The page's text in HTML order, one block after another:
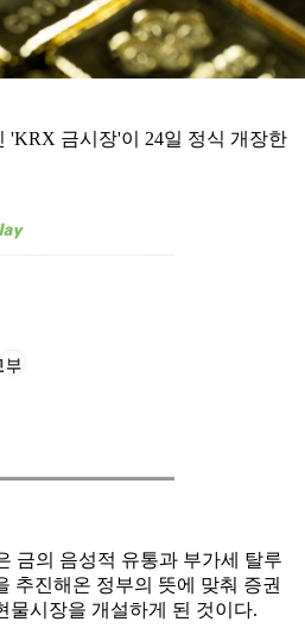
'KRX 금시장'이 24일 정식 개장한
금의 음성적 유통과 부가세 탈루
추진해온 정부의 뜻에 맞춰 증권
물시장을 개설하게 된 것이다.